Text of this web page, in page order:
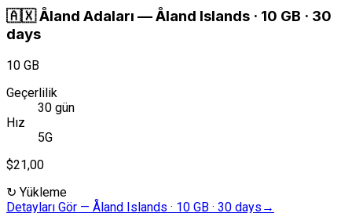
🇦🇽Åland Adaları —Åland Islands · 10 GB · 30
days
10 GB
Geçerlilik
30 gün
Hız
5G
$21,00
↻ Yükleme
Detayları Gör — Åland Islands · 10 GB · 30 days →